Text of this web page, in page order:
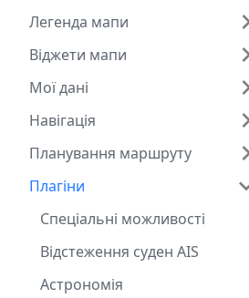
Легенда мапи
Віджети мапи
Мої дані
Навігація
Планування маршруту
Плагіни
Спеціальні можливості
Відстеження суден AIS
Астрономія